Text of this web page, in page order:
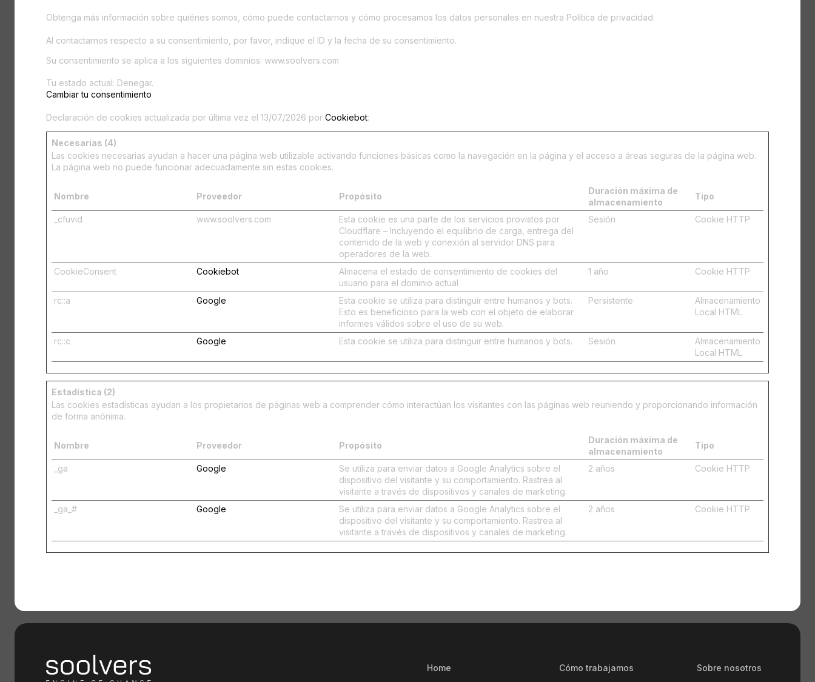
Obtenga más información sobre quiénes somos, cómo puede contactarnos y cómo procesamos los datos personales en nuestra Política de privacidad.
Al contactarnos respecto a su consentimiento, por favor, indique el ID y la fecha de su consentimiento.
Su consentimiento se aplica a los siguientes dominios: www.soolvers.com
Tu estado actual: Denegar.
Cambiar tu consentimiento
Declaración de cookies actualizada por última vez el 13/07/2026 por Cookiebot:
Necesarias (4)
Las cookies necesarias ayudan a hacer una página web utilizable activando funciones básicas como la navegación en la página y el acceso a áreas seguras de la página web.
La página web no puede funcionar adecuadamente sin estas cookies.
Nombre Proveedor Propósito
Duración máxima de
almacenamiento
Tipo
_cfuvid www.soolvers.com
Esta cookie es una parte de los servicios provistos por
Cloudflare – Incluyendo el equilibrio de carga, entrega del
contenido de la web y conexión al servidor DNS para
operadores de la web.
Sesión Cookie HTTP
CookieConsent Cookiebot
Almacena el estado de consentimiento de cookies del
usuario para el dominio actual
1 año Cookie HTTP
rc::a Google
Esta cookie se utiliza para distinguir entre humanos y bots.
Esto es beneficioso para la web con el objeto de elaborar
informes válidos sobre el uso de su web.
Persistente
Almacenamiento
Local HTML
rc::c Google Esta cookie se utiliza para distinguir entre humanos y bots. Sesión
Almacenamiento
Local HTML
Estadística (2)
Las cookies estadísticas ayudan a los propietarios de páginas web a comprender cómo interactúan los visitantes con las páginas web reuniendo y proporcionando información
de forma anónima.
Nombre Proveedor Propósito
Duración máxima de
almacenamiento
Tipo
_ga Google
Se utiliza para enviar datos a Google Analytics sobre el
dispositivo del visitante y su comportamiento. Rastrea al
visitante a través de dispositivos y canales de marketing.
2 años Cookie HTTP
_ga_# Google
Se utiliza para enviar datos a Google Analytics sobre el
dispositivo del visitante y su comportamiento. Rastrea al
visitante a través de dispositivos y canales de marketing.
2 años Cookie HTTP
Home Cómo trabajamos Sobre nosotros